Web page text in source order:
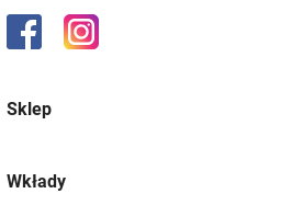
Sklep
Wkłady